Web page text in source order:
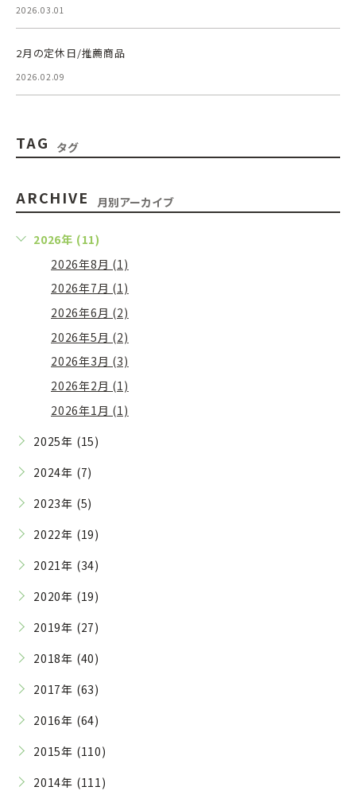
2026.03.01
2月の定休日/推薦商品
2026.02.09
TAG タグ
ARCHIVE 月別アーカイブ
2026年 (11)
2026年8月 (1)
2026年7月 (1)
2026年6月 (2)
2026年5月 (2)
2026年3月 (3)
2026年2月 (1)
2026年1月 (1)
2025年 (15)
2024年 (7)
2023年 (5)
2022年 (19)
2021年 (34)
2020年 (19)
2019年 (27)
2018年 (40)
2017年 (63)
2016年 (64)
2015年 (110)
2014年 (111)